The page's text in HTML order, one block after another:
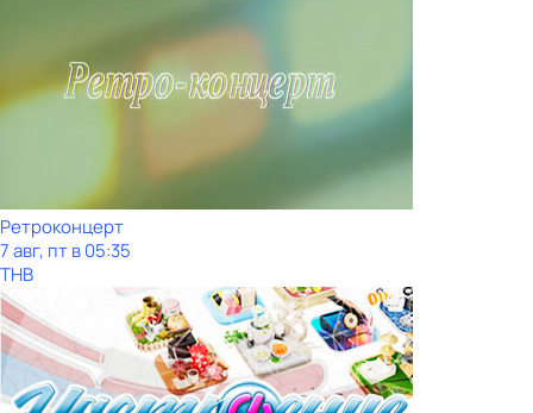
Ретроконцерт
7 авг, пт в 05:35
ТНВ